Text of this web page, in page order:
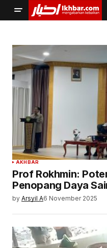
AKHBAR
Prof Rokhmin:
Penopang Daya
by Arsyil A6 November 2025